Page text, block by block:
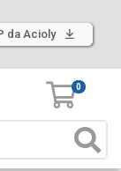
da Acioly
0